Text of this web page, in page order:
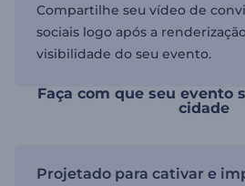
Compartilhe seu vídeo de
sociais logo após a
visibilidade do seu evento.
Faça com que seu evento
cidade
Projetado para cativar e